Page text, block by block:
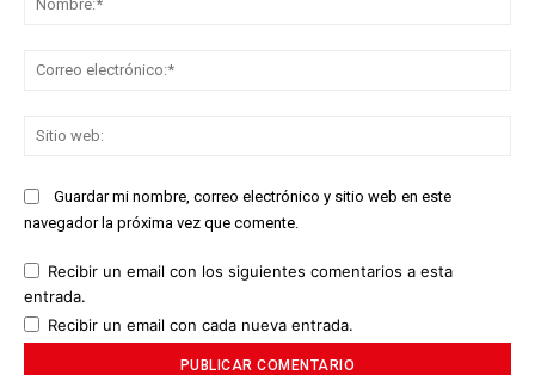
Guardar mi nombre, correo electrónico y sitio web en este
navegador la próxima vez que comente.
Recibir un email con los siguientes comentarios a esta
entrada.
Recibir un email con cada nueva entrada.